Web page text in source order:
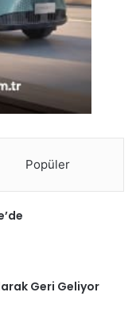
Popüler
Geri Geliyor